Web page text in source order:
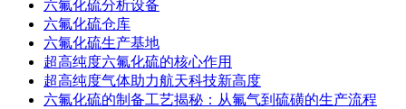
六氟化硫分析设备
六氟化硫仓库
六氟化硫生产基地
超高纯度六氟化硫的核心作用
超高纯度气体助力航天科技新高度
六氟化硫的制备工艺揭秘：从氟气到硫磺的生产流程